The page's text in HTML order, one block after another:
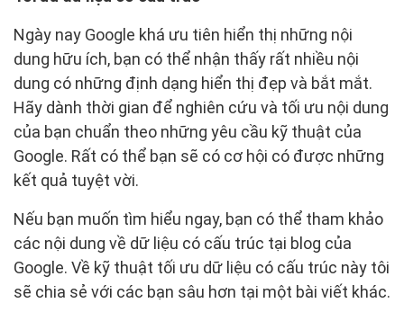
Ngày nay Google khá ưu tiên hiển thị những nội
dung hữu ích, bạn có thể nhận thấy rất nhiều nội
dung có những định dạng hiển thị đẹp và bắt mắt.
Hãy dành thời gian để nghiên cứu và tối ưu nội dung
của bạn chuẩn theo những yêu cầu kỹ thuật của
Google. Rất có thể bạn sẽ có cơ hội có được những
kết quả tuyệt vời.
Nếu bạn muốn tìm hiểu ngay, bạn có thể tham khảo
các nội dung về dữ liệu có cấu trúc tại blog của
Google. Về kỹ thuật tối ưu dữ liệu có cấu trúc này tôi
sẽ chia sẻ với các bạn sâu hơn tại một bài viết khác.